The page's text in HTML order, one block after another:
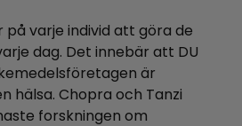
varje individ att göra de
dag. Det innebär att DU
är
hälsa. Chopra och Tanzi
forskningen om